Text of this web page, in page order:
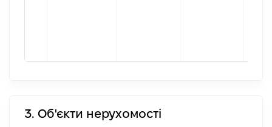
3. Об'єкти нерухомості